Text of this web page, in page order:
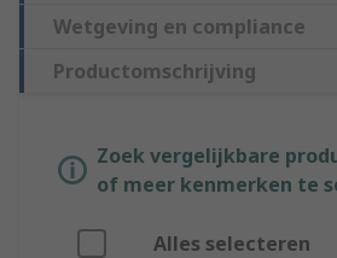
Wetgeving en compliance
Productomschrijving
Zoek vergelijkbare
of meer kenmerken te
Alles selecteren